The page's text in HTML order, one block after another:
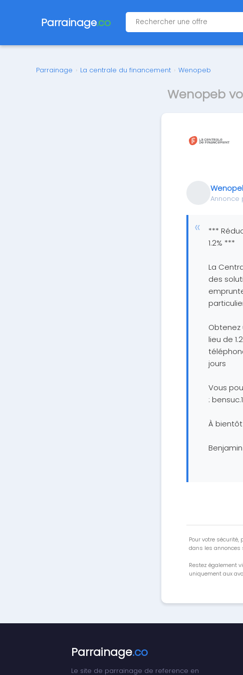
Parrainage.co
Parrainage › La centrale du financement › Wenopeb
Wenopeb
Annonce
***
1.2% ***
La
des
Obtenez
lieu de
jours
Vous
:
À bientôt
Benjamin
Pour votre sécurité,
dans les annonces
Restez également
uniquement aux
Parrainage.co
Le site de parrainage de reference en